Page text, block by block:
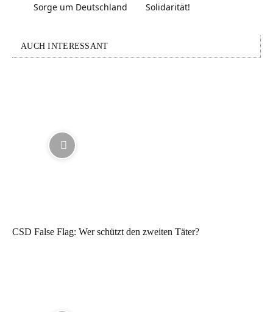
Sorge um Deutschland
Solidarität!
AUCH INTERESSANT
CSD False Flag: Wer schützt den zweiten Täter?